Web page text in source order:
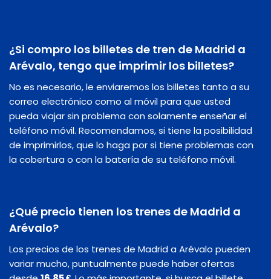
¿Si compro los billetes de tren de Madrid a
Arévalo, tengo que imprimir los billetes?
No es necesario, le enviaremos los billetes tanto a su
correo electrónico como al móvil para que usted
pueda viajar sin problema con solamente enseñar el
teléfono móvil. Recomendamos, si tiene la posibilidad
de imprimirlos, que lo haga por si tiene problemas con
la cobertura o con la batería de su teléfono móvil.
¿Qué precio tienen los trenes de Madrid a
Arévalo?
Los precios de los trenes de Madrid a Arévalo pueden
variar mucho, puntualmente puede haber ofertas